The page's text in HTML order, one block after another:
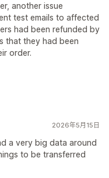
another issue
test emails to affected
had been refunded by
that they had been
order.
2026年5月15日
a very big data around
to be transferred